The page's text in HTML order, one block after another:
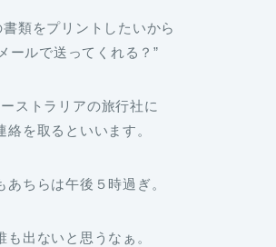
書類をプリントしたいから
ールで送ってくれる？”
ストラリアの旅行社に
絡を取るといいます。
あちらは午後５時過ぎ。
も出ないと思うなぁ。